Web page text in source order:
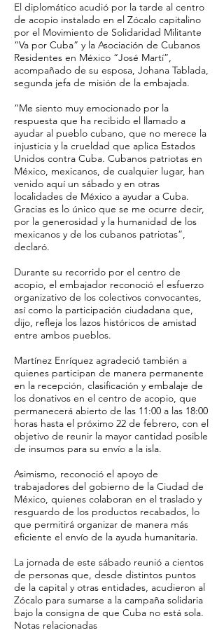
El diplomático acudió por la tarde al centro
de acopio instalado en el Zócalo capitalino
por el Movimiento de Solidaridad Militante
“Va por Cuba” y la Asociación de Cubanos
Residentes en México “José Martí”,
acompañado de su esposa, Johana Tablada,
segunda jefa de misión de la embajada.
“Me siento muy emocionado por la
respuesta que ha recibido el llamado a
ayudar al pueblo cubano, que no merece la
injusticia y la crueldad que aplica Estados
Unidos contra Cuba. Cubanos patriotas en
México, mexicanos, de cualquier lugar, han
venido aquí un sábado y en otras
localidades de México a ayudar a Cuba.
Gracias es lo único que se me ocurre decir,
por la generosidad y la humanidad de los
mexicanos y de los cubanos patriotas”,
declaró.
Durante su recorrido por el centro de
acopio, el embajador reconoció el esfuerzo
organizativo de los colectivos convocantes,
así como la participación ciudadana que,
dijo, refleja los lazos históricos de amistad
entre ambos pueblos.
Martínez Enríquez agradeció también a
quienes participan de manera permanente
en la recepción, clasificación y embalaje de
los donativos en el centro de acopio, que
permanecerá abierto de las 11:00 a las 18:00
horas hasta el próximo 22 de febrero, con el
objetivo de reunir la mayor cantidad posible
de insumos para su envío a la isla.
Asimismo, reconoció el apoyo de
trabajadores del gobierno de la Ciudad de
México, quienes colaboran en el traslado y
resguardo de los productos recabados, lo
que permitirá organizar de manera más
eficiente el envío de la ayuda humanitaria.
La jornada de este sábado reunió a cientos
de personas que, desde distintos puntos
de la capital y otras entidades, acudieron al
Zócalo para sumarse a la campaña solidaria
bajo la consigna de que Cuba no está sola.
Notas relacionadas